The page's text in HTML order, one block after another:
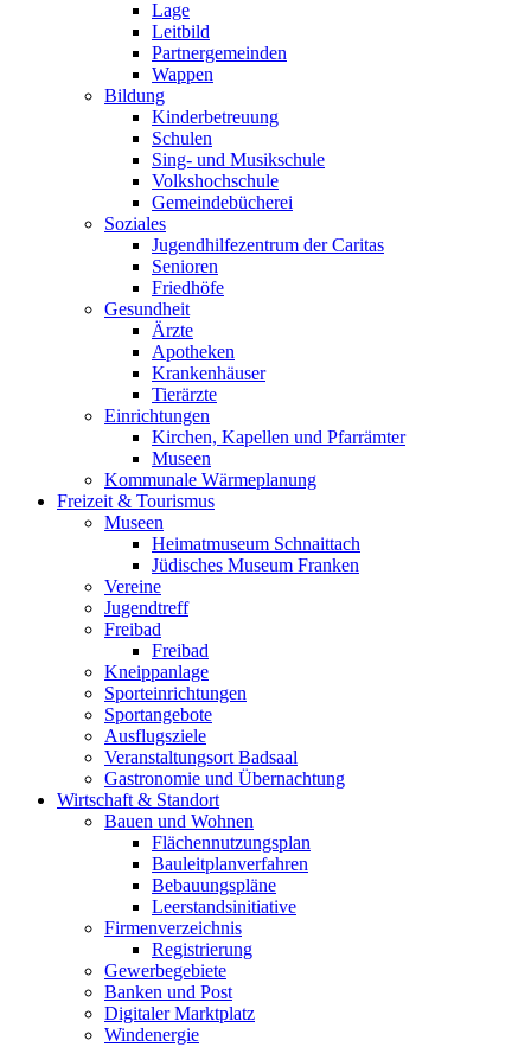
Lage
Leitbild
Partnergemeinden
Wappen
Bildung
Kinderbetreuung
Schulen
Sing- und Musikschule
Volkshochschule
Gemeindebücherei
Soziales
Jugendhilfezentrum der Caritas
Senioren
Friedhöfe
Gesundheit
Ärzte
Apotheken
Krankenhäuser
Tierärzte
Einrichtungen
Kirchen, Kapellen und Pfarrämter
Museen
Kommunale Wärmeplanung
Freizeit & Tourismus
Museen
Heimatmuseum Schnaittach
Jüdisches Museum Franken
Vereine
Jugendtreff
Freibad
Freibad
Kneippanlage
Sporteinrichtungen
Sportangebote
Ausflugsziele
Veranstaltungsort Badsaal
Gastronomie und Übernachtung
Wirtschaft & Standort
Bauen und Wohnen
Flächennutzungsplan
Bauleitplanverfahren
Bebauungspläne
Leerstandsinitiative
Firmenverzeichnis
Registrierung
Gewerbegebiete
Banken und Post
Digitaler Marktplatz
Windenergie